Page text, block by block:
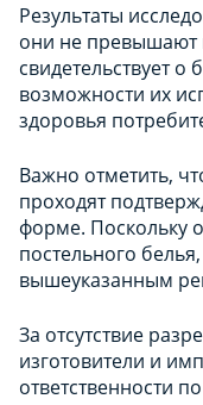
Результаты
они не превышают
свидетельствует о
возможности их
здоровья
Важно отметить,
проходят
форме. Поскольку
постельного
вышеуказанным
За отсутствие
изготовители и
ответственности